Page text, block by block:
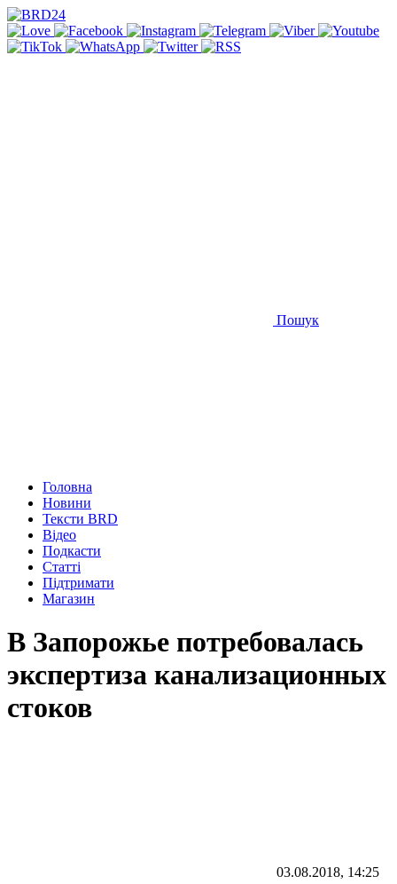
Пошук
Головна
Новини
Тексти BRD
Відео
Подкасти
Статті
Підтримати
Магазин
В Запорожье потребовалась
экспертиза канализационных
стоков
03.08.2018, 14:25